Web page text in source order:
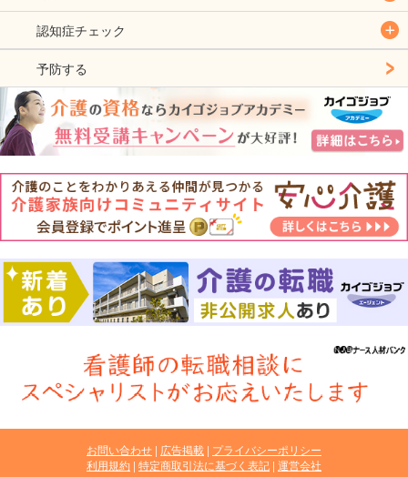
認知症チェック
予防する
お問い合わせ 広告掲載 プライバシーポリシー
利用規約 特定商取引法に基づく表記 運営会社